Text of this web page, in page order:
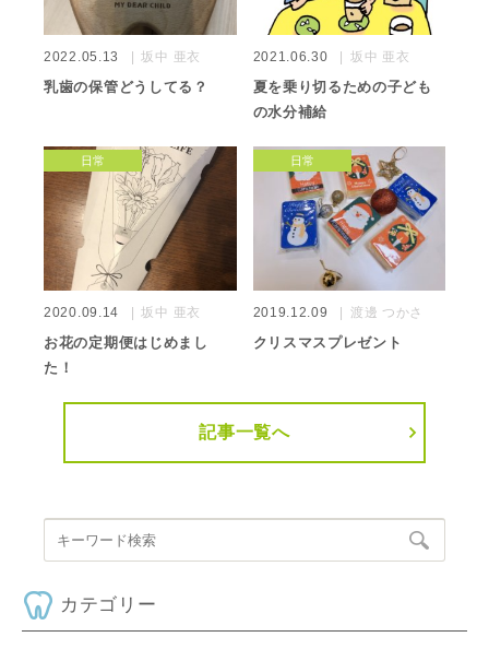
2022.05.13 坂中 亜衣
乳歯の保管どうしてる？
2021.06.30 坂中 亜衣
夏を乗り切るための子ども
の水分補給
日常
2020.09.14 坂中 亜衣
お花の定期便はじめまし
た！
日常
2019.12.09 渡邊 つかさ
クリスマスプレゼント
記事一覧へ
カテゴリー